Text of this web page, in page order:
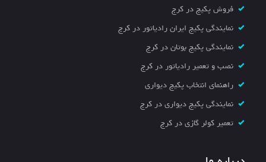
فروش پکیج در کرج
نمایندگی پکیج ایران رادیاتور در کرج
نمایندگی پکیج بوتان در کرج
نصب و تعمیر رادیاتور در کرج
راهنمای انتخاب پکیج دیواری
نمایندگی پکیج دیواری در کرج
تعمیر کولر گازی در کرج